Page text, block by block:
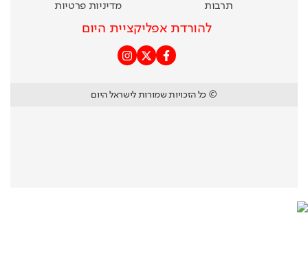
תרבות
מדיניות פרטיות
להורדת אפליקציית היום
© כל הזכויות שמורות לישראל היום